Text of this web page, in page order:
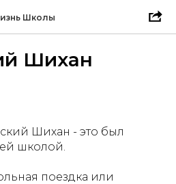
Школы
Шихан
Шихан - это был
школой.
поездка или